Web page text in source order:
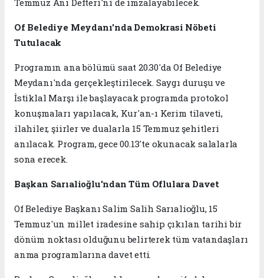
Of Belediye Meydanı'nda Demokrasi Nöbeti
Tutulacak
Programın ana bölümü saat 20.30'da Of Belediye
Meydanı'nda gerçekleştirilecek. Saygı duruşu ve
İstiklal Marşı ile başlayacak programda protokol
konuşmaları yapılacak, Kur'an-ı Kerim tilaveti,
ilahiler, şiirler ve dualarla 15 Temmuz şehitleri
anılacak. Program, gece 00.13'te okunacak salalarla
sona erecek.
Başkan Sarıalioğlu'ndan Tüm Oflulara Davet
Of Belediye Başkanı Salim Salih Sarıalioğlu, 15
Temmuz'un millet iradesine sahip çıkılan tarihi bir
dönüm noktası olduğunu belirterek tüm vatandaşları
anma programlarına davet etti.